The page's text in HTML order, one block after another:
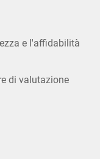
e l'affidabilità
di valutazione